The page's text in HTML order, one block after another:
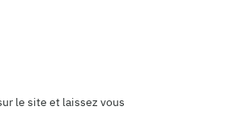
le site et laissez vous